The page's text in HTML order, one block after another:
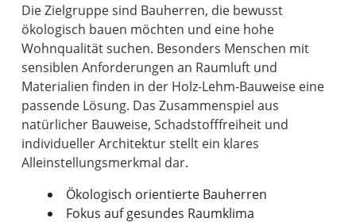
Die Zielgruppe sind Bauherren, die bewusst
ökologisch bauen möchten und eine hohe
Wohnqualität suchen. Besonders Menschen mit
sensiblen Anforderungen an Raumluft und
Materialien finden in der Holz-Lehm-Bauweise eine
passende Lösung. Das Zusammenspiel aus
natürlicher Bauweise, Schadstofffreiheit und
individueller Architektur stellt ein klares
Ökologisch orientierte Bauherren
Fokus auf gesundes Raumklima